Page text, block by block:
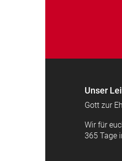
Unser
Gott zur
Wir für
365 Tage